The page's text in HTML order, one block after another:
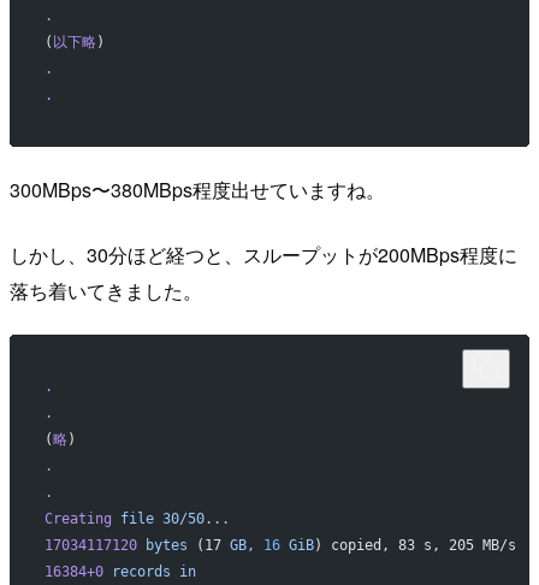
.
( 以下略)
.
.
300MBps〜380MBps程度出せていますね。
しかし、30分ほど経つと、スループットが200MBps程度に
落ち着いてきました。
.
.
(略)
.
.
Creating file 30/50...
17034117120 bytes (17 GB, 16 GiB) copied, 83 s, 205 MB/s
16384+0 records in